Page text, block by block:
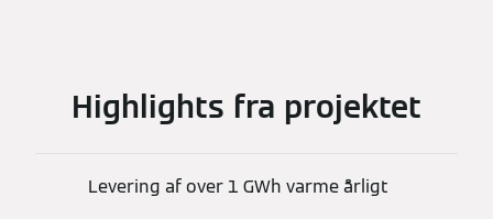
Highlights fra projektet
Levering af over 1 GWh varme årligt